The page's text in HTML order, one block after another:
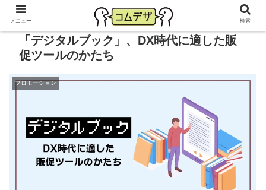
「デジタルブック」、DX時代に適した販
促ツールのかたち
プロモーション
メニュー 検索